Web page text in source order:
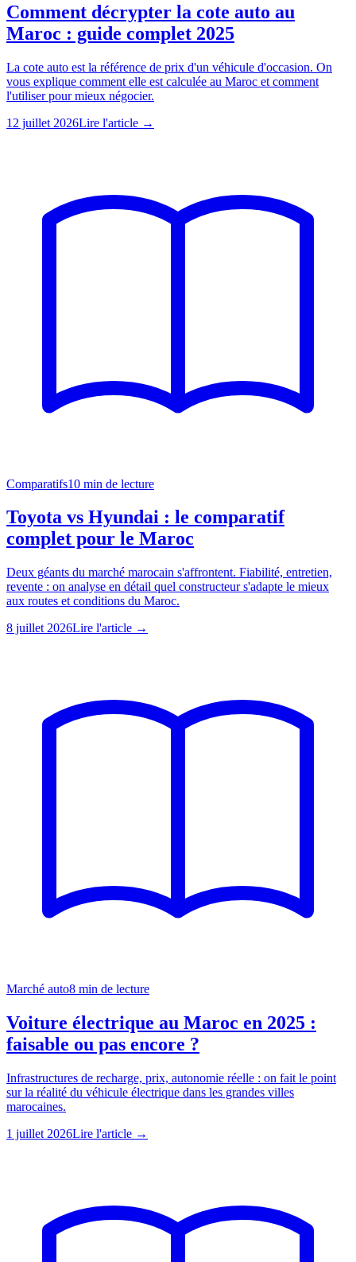
Comment décrypter la cote auto au
Maroc : guide complet 2025
La cote auto est la référence de prix d'un véhicule d'occasion. On
vous explique comment elle est calculée au Maroc et comment
l'utiliser pour mieux négocier.
12 juillet 2026Lire l'article →
Comparatifs10 min de lecture
Toyota vs Hyundai : le comparatif
complet pour le Maroc
Deux géants du marché marocain s'affrontent. Fiabilité, entretien,
revente : on analyse en détail quel constructeur s'adapte le mieux
aux routes et conditions du Maroc.
8 juillet 2026Lire l'article →
Marché auto8 min de lecture
Voiture électrique au Maroc en 2025 :
faisable ou pas encore ?
Infrastructures de recharge, prix, autonomie réelle : on fait le point
sur la réalité du véhicule électrique dans les grandes villes
marocaines.
1 juillet 2026Lire l'article →